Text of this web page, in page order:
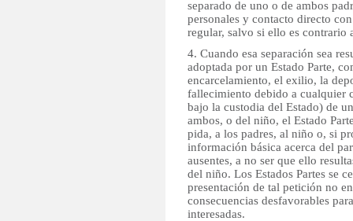
separado de uno o de ambos
personales y contacto directo
regular, salvo si ello es contrario
4. Cuando esa separación sea
adoptada por un Estado Parte,
encarcelamiento, el exilio, la
fallecimiento debido a cualquier
bajo la custodia del Estado) de
ambos, o del niño, el Estado
pida, a los padres, al niño o, si
información básica acerca del
ausentes, a no ser que ello
del niño. Los Estados Partes se
presentación de tal petición no
consecuencias desfavorables
interesadas.